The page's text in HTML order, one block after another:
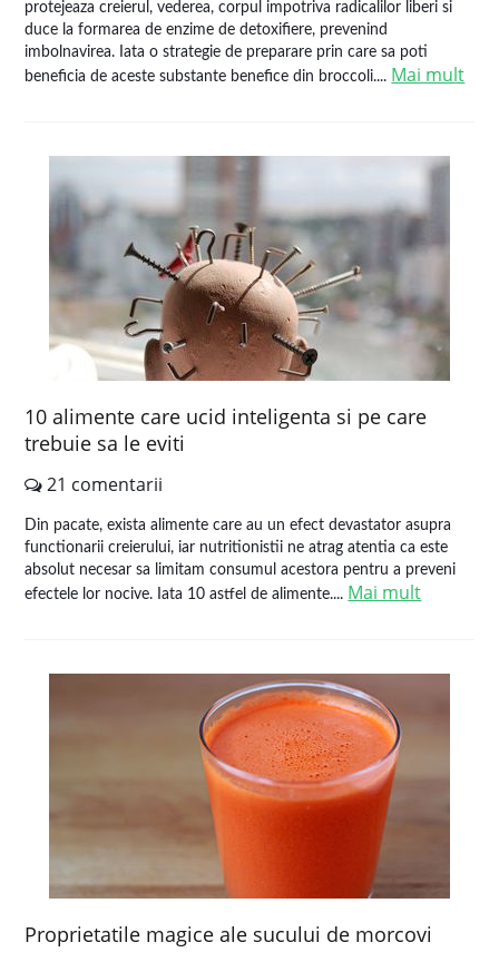
protejeaza creierul, vederea, corpul impotriva radicalilor liberi si
duce la formarea de enzime de detoxifiere, prevenind
imbolnavirea. Iata o strategie de preparare prin care sa poti
beneficia de aceste substante benefice din broccoli.... Mai mult
10 alimente care ucid inteligenta si pe care
trebuie sa le eviti
21 comentarii
Din pacate, exista alimente care au un efect devastator asupra
functionarii creierului, iar nutritionistii ne atrag atentia ca este
absolut necesar sa limitam consumul acestora pentru a preveni
efectele lor nocive. Iata 10 astfel de alimente.... Mai mult
Proprietatile magice ale sucului de morcovi